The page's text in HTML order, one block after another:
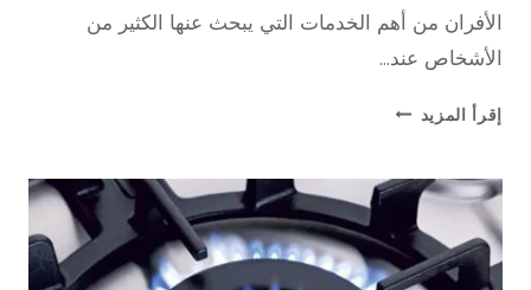
الأفران من أهم الخدمات التي يبحث عنها الكثير من
الأشخاص عند…
إقرأ المزيد تصليح
الغاز
باحترافية
عالية
داخل